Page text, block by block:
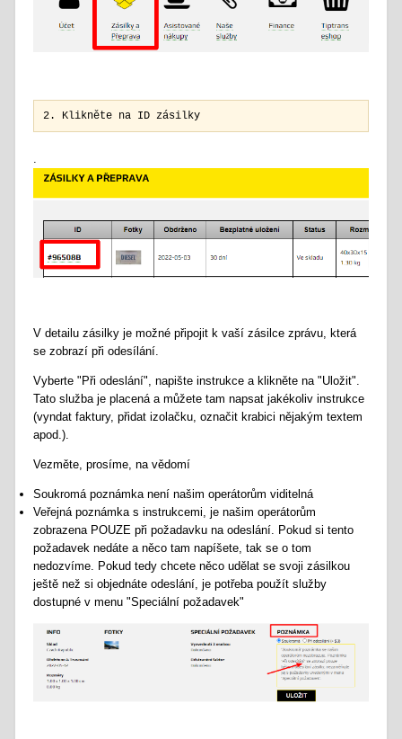
2. Klikněte na ID zásilky
.
V detailu zásilky je možné připojit k vaší zásilce zprávu, která
se zobrazí při odesílání.
Vyberte "Při odeslání", napište instrukce a klikněte na "Uložit".
Tato služba je placená a můžete tam napsat jakékoliv instrukce
(vyndat faktury, přidat izolačku, označit krabici nějakým textem
apod.).
Vezměte, prosíme, na vědomí
Soukromá poznámka není našim operátorům viditelná
Veřejná poznámka s instrukcemi, je našim operátorům
zobrazena POUZE při požadavku na odeslání. Pokud si tento
požadavek nedáte a něco tam napíšete, tak se o tom
nedozvíme. Pokud tedy chcete něco udělat se svoji zásilkou
ještě než si objednáte odeslání, je potřeba použít služby
dostupné v menu "Speciální požadavek"